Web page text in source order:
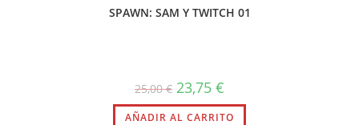
SPAWN: SAM Y TWITCH 01
25,00€ 23,75 €
AÑADIR AL CARRITO